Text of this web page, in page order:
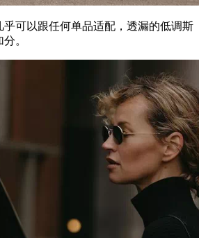
可以跟任何单品适配，透漏的低调斯
。